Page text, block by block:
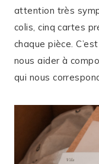
attention très
colis, cinq cartes
chaque pièce.
nous aider à
qui nous